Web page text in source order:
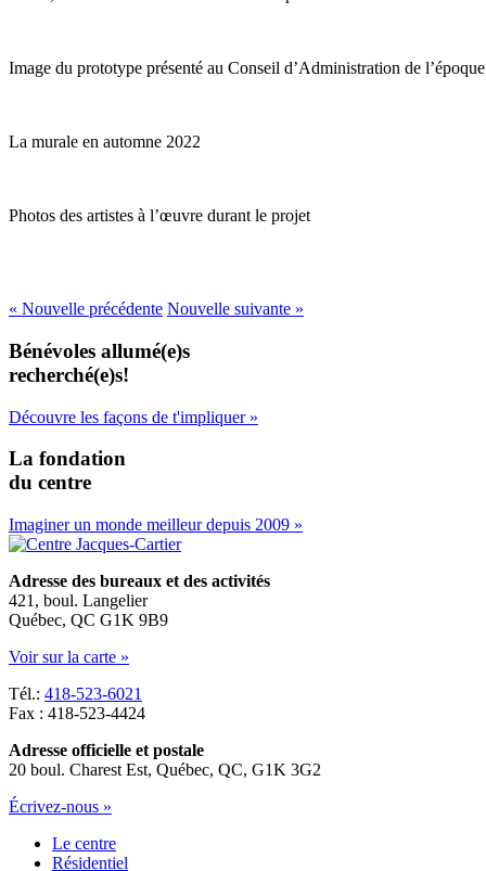
Image du prototype présenté au Conseil d’Administration de l’époque
La murale en automne 2022
Photos des artistes à l’œuvre durant le projet
« Nouvelle précédente Nouvelle suivante »
Bénévoles allumé(e)s
recherché(e)s!
Découvre les façons de t'impliquer »
La fondation
du centre
Imaginer un monde meilleur depuis 2009 »
Adresse des bureaux et des activités
421, boul. Langelier
Québec, QC G1K 9B9
Voir sur la carte »
Tél.: 418-523-6021
Fax : 418-523-4424
Adresse officielle et postale
20 boul. Charest Est, Québec, QC, G1K 3G2
Écrivez-nous »
Le centre
Résidentiel